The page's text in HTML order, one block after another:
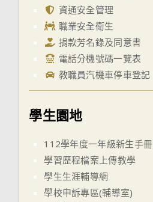
資通安全管理
職業安全衛生
捐款芳名錄及同意書
電話分機號碼一覽表
教職員汽機車停車登記
學生園地
112學年度一年級新生手冊
學習歷程檔案上傳教學
學生生涯輔導網
學校申訴專區(輔導室)